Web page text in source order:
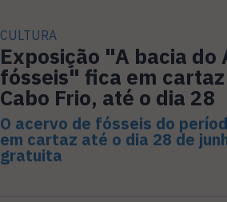
CULTURA
Exposição "A bacia do
fósseis" fica em
Cabo Frio, até o dia 28
O acervo de fósseis do
em cartaz até o dia 28 de
gratuita